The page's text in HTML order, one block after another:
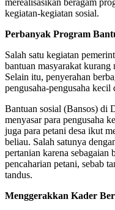
kegiatan-kegiatan sosial.
Perbanyak Program
Salah satu kegiatan
bantuan masyarakat
Selain itu, penyerahan
pengusaha-pengusaha
Bantuan sosial (Bansos) di
menyasar para pengusaha
juga para petani desa ikut
beliau. Salah satunya
pertanian karena sebagaian
pencaharian petani, sebab
tandus.
Menggerakkan Kader